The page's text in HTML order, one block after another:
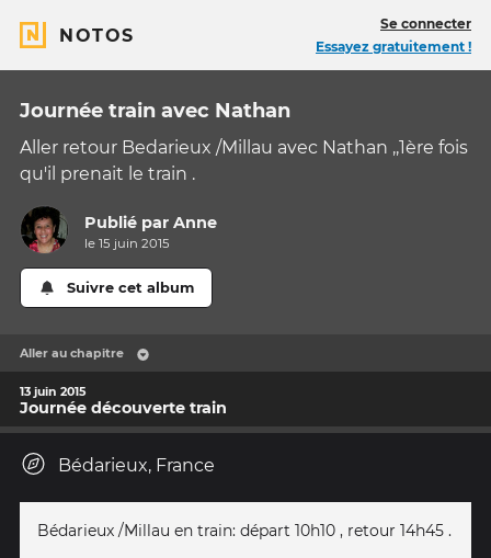
NOTOS
Se connecter
Essayez gratuitement !
Journée train avec Nathan
Aller retour Bedarieux /Millau avec Nathan ,,1ère fois
qu'il prenait le train .
Publié parAnne
le 15 juin 2015
Suivre cet album
Aller au chapitre
13 juin 2015
Journée découverte train
Bédarieux, France
Bédarieux /Millau en train: départ 10h10 , retour 14h45 .